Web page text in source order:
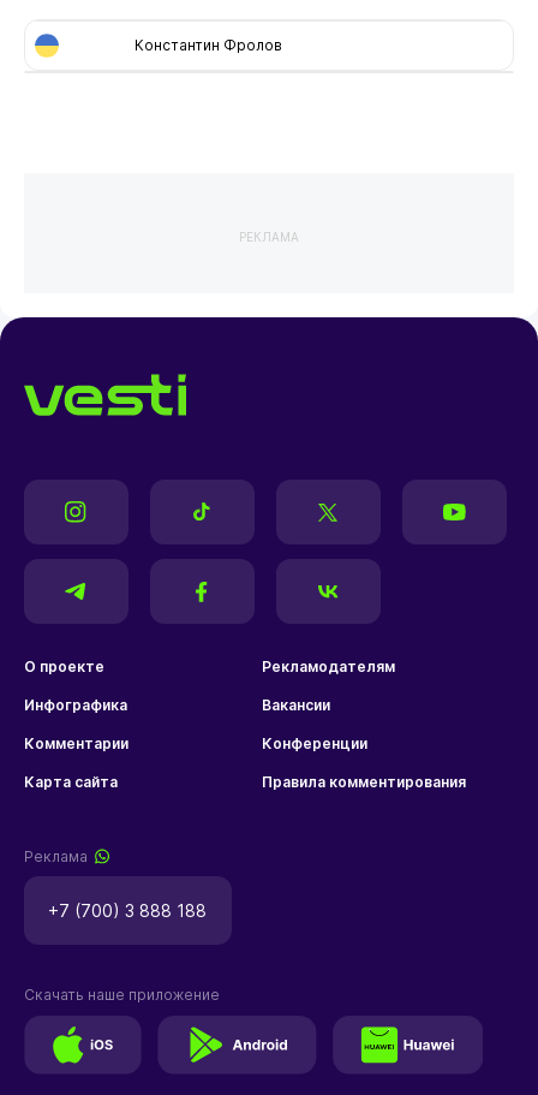
Константин Фролов
РЕКЛАМА
О проекте Рекламодателям
Инфографика Вакансии
Комментарии Конференции
Карта сайта Правила комментирования
Реклама
+7 (700) 3 888 188
Скачать наше приложение